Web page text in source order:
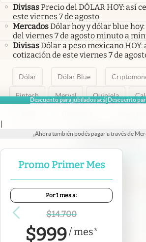
Descuento para jubilados acá|Descuento
|
¡Ahora también podés pagar a través de
Promo Primer Mes
Por 1 mes a:
$14.700
$999/mes*
DivisasPrecio del DÓLAR HOY: así
este viernes 7 de agosto
MercadosDólar hoy y dólar blue
del viernes 7 de agosto minuto a
DivisasDólar a peso mexicano
cotización de este viernes 7 de
Dólar Dólar Blue
Fintech Merval Quiniela
abre en nueva
abre enabre en
abre
Portal de Proveedores